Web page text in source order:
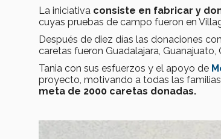
La iniciativa consiste en fabricar y
cuyas pruebas de campo fueron en
Después de diez días las donaciones
caretas fueron Guadalajara, Guanajuato,
Tania con sus esfuerzos y el apoyo de
proyecto, motivando a todas las
meta de 2000 caretas donadas.